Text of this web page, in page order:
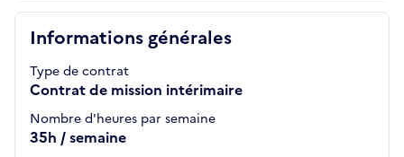
Informations générales
Type de contrat
Contrat de mission intérimaire
Nombre d'heures par semaine
35h / semaine